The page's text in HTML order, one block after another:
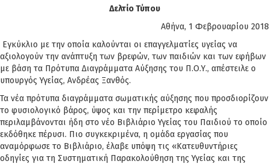
Δελτίο Τύπου
Αθήνα, 1 Φεβρουαρίου 2018
Εγκύκλιο με την οποία καλούνται οι επαγγελματίες υγείας να
αξιολογούν την ανάπτυξη των βρεφών, των παιδιών και των εφήβων
με βάση τα Πρότυπα Διαγράμματα Αύξησης του Π.Ο.Υ., απέστειλε ο
υπουργός Υγείας, Ανδρέας Ξανθός.
Τα νέα πρότυπα διαγράμματα σωματικής αύξησης που προσδιορίζουν
το φυσιολογικό βάρος, ύψος και την περίμετρο κεφαλής
περιλαμβάνονται ήδη στο νέο Βιβλιάριο Υγείας του Παιδιού το οποίο
εκδόθηκε πέρυσι. Πιο συγκεκριμένα, η ομάδα εργασίας που
αναμόρφωσε το Βιβλιάριο, έλαβε υπόψη τις «Κατευθυντήριες
οδηγίες για τη Συστηματική Παρακολούθηση της Υγείας και της